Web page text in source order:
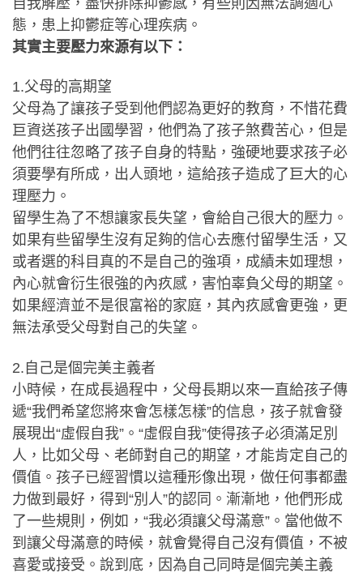
態，患上抑鬱症等心理疾病。
其實主要壓力來源有以下：
1.父母的高期望
父母為了讓孩子受到他們認為更好的教育，不惜花費
巨資送孩子出國學習，他們為了孩子煞費苦心，但是
他們往往忽略了孩子自身的特點，強硬地要求孩子必
須要學有所成，出人頭地，這給孩子造成了巨大的心
理壓力。
留學生為了不想讓家長失望，會給自己很大的壓力。
如果有些留學生沒有足夠的信心去應付留學生活，又
或者選的科目真的不是自己的強項，成績未如理想，
內心就會衍生很強的內疚感，害怕辜負父母的期望。
如果經濟並不是很富裕的家庭，其內疚感會更強，更
無法承受父母對自己的失望。
2.自己是個完美主義者
小時候，在成長過程中，父母長期以來一直給孩子傳
遞“我們希望您將來會怎樣怎樣”的信息，孩子就會發
展現出“虛假自我”。“虛假自我”使得孩子必須滿足別
人，比如父母、老師對自己的期望，才能肯定自己的
價值。孩子已經習慣以這種形像出現，做任何事都盡
力做到最好，得到“別人”的認同。漸漸地，他們形成
了一些規則，例如，“我必須讓父母滿意”。當他做不
到讓父母滿意的時候，就會覺得自己沒有價值，不被
喜愛或接受。說到底，因為自己同時是個完美主義